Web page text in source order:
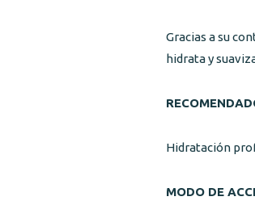
Gracias a su
hidrata y
Hidratación
MODO DE